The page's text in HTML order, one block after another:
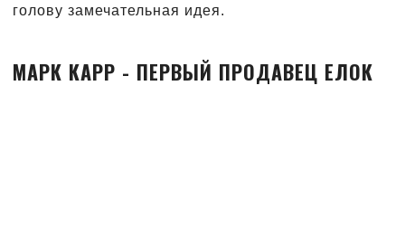
голову замечательная идея.
МАРК КАРР - ПЕРВЫЙ ПРОДАВЕЦ ЕЛОК